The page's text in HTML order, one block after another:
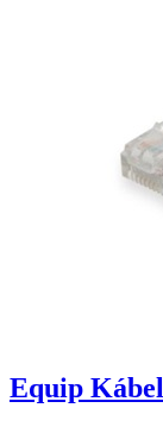
Equip